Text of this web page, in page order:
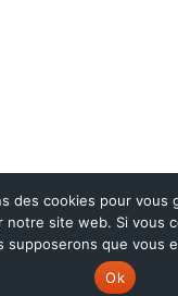
des cookies pour vous
notre site web. Si vous
supposerons que vous
Ok